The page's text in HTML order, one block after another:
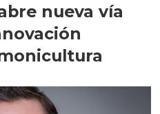
nueva vía